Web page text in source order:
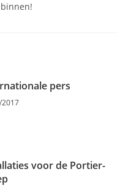
pers
voor de Portier-